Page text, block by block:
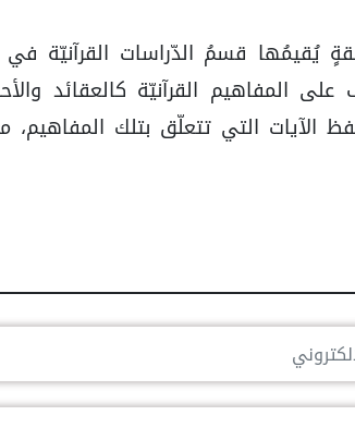
يُقيمُها قسمُ الدّراسات القرآنيّة
المفاهيم القرآنيّة كالعقائد
الآيات التي تتعلّق بتلك المفاهيم،